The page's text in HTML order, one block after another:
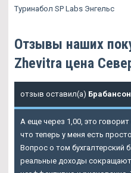
Туринабол SP Labs Энгельс
Отзывы наших
Zhevitra цена
отзыв оставил(а) Брабансон
А еще через 1,00, это
что теперь у меня есть
Вопрос о том бухгалтерский
реальные доходы